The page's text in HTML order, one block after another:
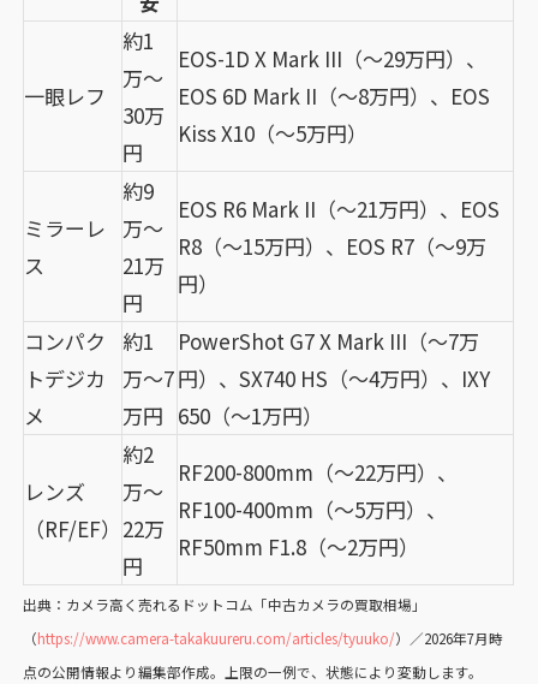
一眼レフ
約1
万〜
30万
円
EOS-1D X Mark III（〜29万円）、
EOS 6D Mark II（〜8万円）、EOS
Kiss X10（〜5万円）
ミラーレ
ス
約9
万〜
21万
円
EOS R6 Mark II（〜21万円）、EOS
R8（〜15万円）、EOS R7（〜9万
円）
コンパク
トデジカ
メ
約1
万〜7
万円
PowerShot G7 X Mark III（〜7万
円）、SX740 HS（〜4万円）、IXY
650（〜1万円）
レンズ
（RF/EF）
約2
万〜
22万
円
RF200-800mm（〜22万円）、
RF100-400mm（〜5万円）、
RF50mm F1.8（〜2万円）
出典：カメラ高く売れるドットコム「中古カメラの買取相場」
（https://www.camera-takakuureru.com/articles/tyuuko/）／2026年7月時
点の公開情報より編集部作成。上限の一例で、状態により変動します。